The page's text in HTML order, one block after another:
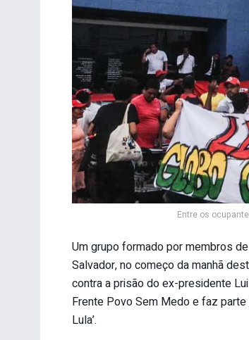
Entre os
Um grupo formado por membros
Salvador, no começo da manhã
contra a prisão do ex-presidente
Frente Povo Sem Medo e faz
Lula’.